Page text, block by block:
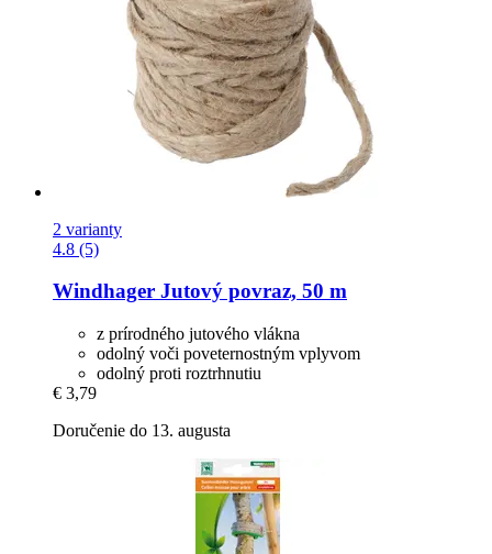
2 varianty
4.8 (5)
Windhager Jutový povraz, 50 m
z prírodného jutového vlákna
odolný voči poveternostným vplyvom
odolný proti roztrhnutiu
€ 3,79
Doručenie do 13. augusta